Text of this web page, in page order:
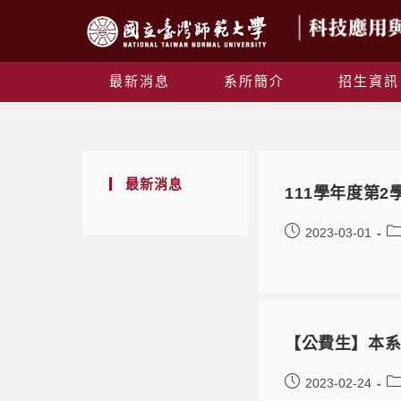
最新消息 系所簡介 招生資訊
最新消息
111學年度第2
2023-03-01
【公費生】本
2023-02-24